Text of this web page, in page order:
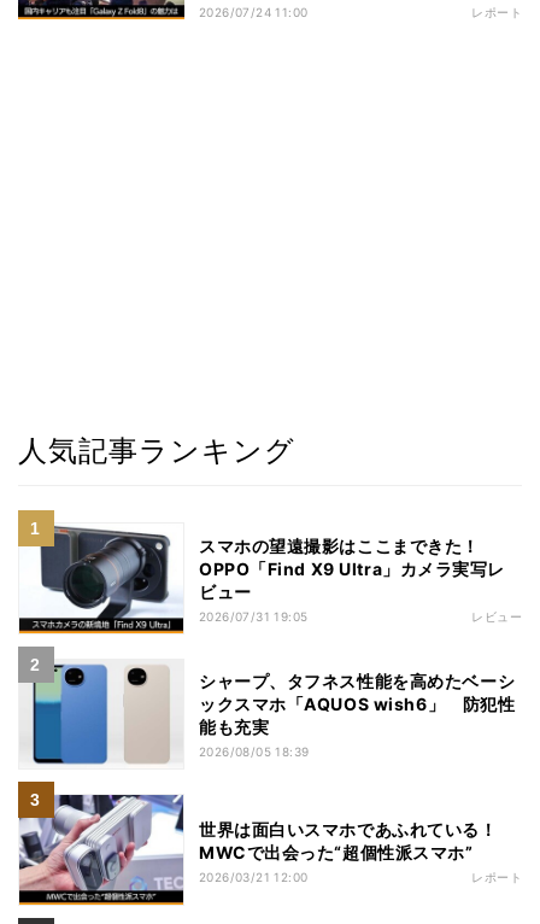
2026/07/24 11:00 レポート
人気記事ランキング
スマホの望遠撮影はここまできた！
OPPO「Find X9 Ultra」カメラ実写レ
ビュー
2026/07/31 19:05 レビュー
シャープ、タフネス性能を高めたベーシ
ックスマホ「AQUOS wish6」 防犯性
能も充実
2026/08/05 18:39
世界は面白いスマホであふれている！
MWCで出会った“超個性派スマホ”
2026/03/21 12:00 レポート